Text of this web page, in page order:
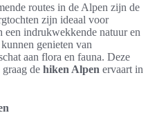
routes in de Alpen zijn de
zijn ideaal voor
een indrukwekkende natuur en
genieten van
aan flora en fauna. Deze
de hiken Alpen ervaart in